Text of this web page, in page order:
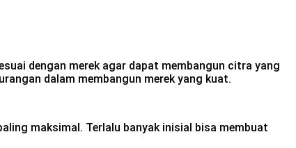
dengan merek agar dapat membangun citra yang
dalam membangun merek yang kuat.
maksimal. Terlalu banyak inisial bisa membuat